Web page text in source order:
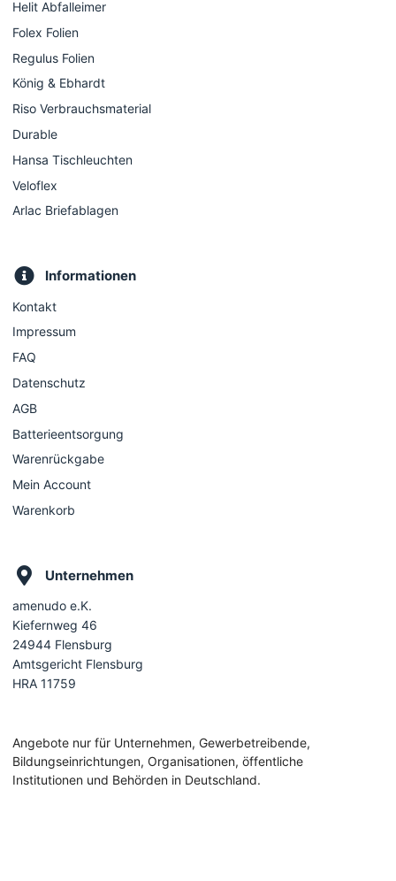
Helit Abfalleimer
Folex Folien
Regulus Folien
König & Ebhardt
Riso Verbrauchsmaterial
Durable
Hansa Tischleuchten
Veloflex
Arlac Briefablagen
Informationen
Kontakt
Impressum
FAQ
Datenschutz
AGB
Batterieentsorgung
Warenrückgabe
Mein Account
Warenkorb
Unternehmen
amenudo e.K.
Kiefernweg 46
24944 Flensburg
Amtsgericht Flensburg
HRA 11759
Angebote nur für Unternehmen, Gewerbetreibende,
Bildungseinrichtungen, Organisationen, öffentliche
Institutionen und Behörden in Deutschland.